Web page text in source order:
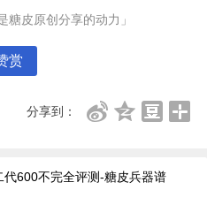
糖皮原创分享的动力」
赏
分享到：
代600不完全评测-糖皮兵器谱